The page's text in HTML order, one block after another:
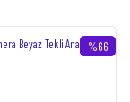
%66